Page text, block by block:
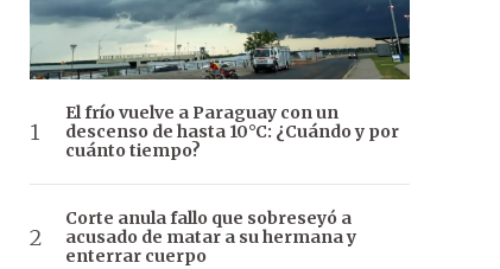
El frío vuelve a Paraguay con un
descenso de hasta 10°C: ¿Cuándo y por
cuánto tiempo?
Corte anula fallo que sobreseyó a
acusado de matar a su hermana y
enterrar cuerpo